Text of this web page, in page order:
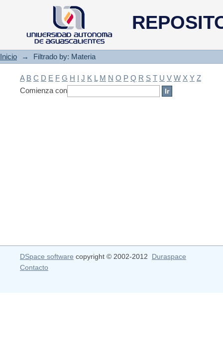
Filtrado by: Materia
Inicio → Filtrado by: Materia
A B C D E F G H I J K L M N O P Q R S T U V W X Y Z
Comienza con
DSpace software copyright © 2002-2012 Duraspace
Contacto